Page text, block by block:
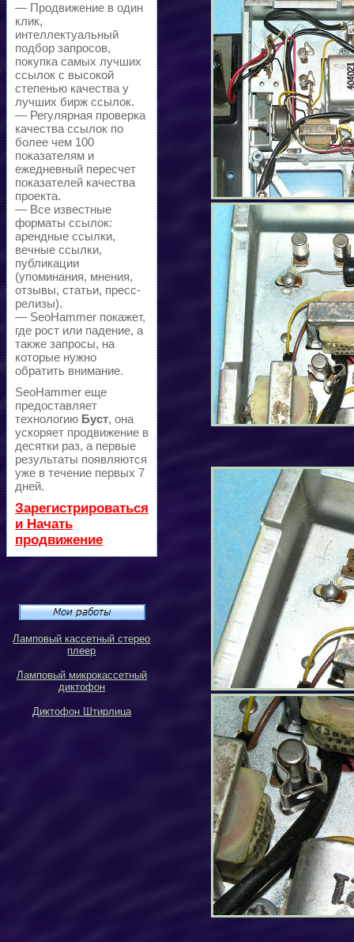
— Продвижение в один
клик,
интеллектуальный
подбор запросов,
покупка самых лучших
ссылок с высокой
степенью качества у
лучших бирж ссылок.
— Регулярная проверка
качества ссылок по
более чем 100
показателям и
ежедневный пересчет
показателей качества
проекта.
— Все известные
форматы ссылок:
арендные ссылки,
вечные ссылки,
публикации
(упоминания, мнения,
отзывы, статьи, пресс-
релизы).
— SeoHammer покажет,
где рост или падение, а
также запросы, на
которые нужно
обратить внимание.
SeoHammer еще
предоставляет
технологию Буст, она
ускоряет продвижение в
десятки раз, а первые
результаты появляются
уже в течение первых 7
дней.
Зарегистрироваться
и Начать
продвижение
Ламповый кассетный стерео
плеер
Ламповый микрокассетный
диктофон
Диктофон Штирлица